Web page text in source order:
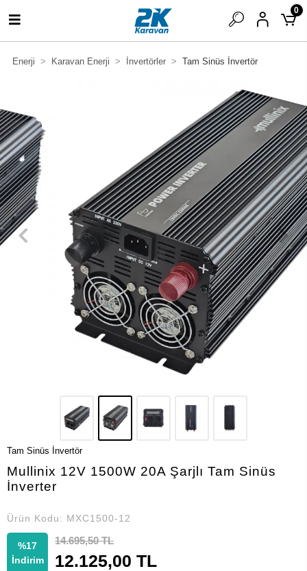
0
Enerji Karavan Enerji İnvertörler Tam Sinüs İnvertör
Tam Sinüs İnvertör
Mullinix 12V 1500W 20A Şarjlı Tam Sinüs
İnverter
Ürün Kodu: MXC1500-12
%17
İndirim
14.695,50 TL
12.125,00 TL